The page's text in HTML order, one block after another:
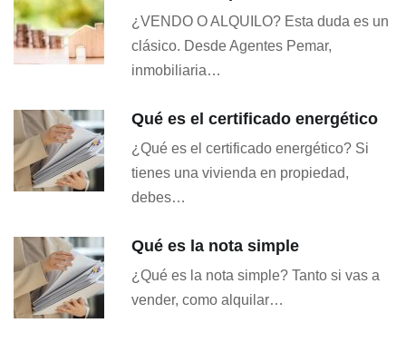
¿VENDO O ALQUILO? Esta duda es un
clásico. Desde Agentes Pemar,
inmobiliaria…
Qué es el certificado energético
¿Qué es el certificado energético? Si
tienes una vivienda en propiedad,
debes…
Qué es la nota simple
¿Qué es la nota simple? Tanto si vas a
vender, como alquilar…